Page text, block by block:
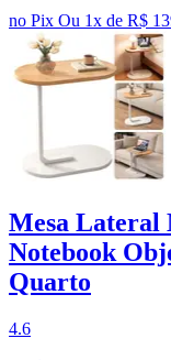
no Pix Ou 1x de R$
Mesa Lateral
Notebook
Quarto
4.6